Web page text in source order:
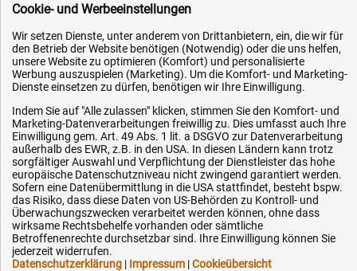
Service
AGB / Widerrufsrecht
Datenschutz
Impressum
Karriere
OEM-Ersatzteile
Technik-Hilfe
Downloads
Kontakt
Ihre Hytec-Hydraulik Vorteile
Cookie- und Werbeeinstellungen
Wir setzen Dienste, unter anderem von Drittanbietern, ein, die wir für
den Betrieb der Website benötigen (Notwendig) oder die uns helfen,
unsere Website zu optimieren (Komfort) und personalisierte
Werbung auszuspielen (Marketing). Um die Komfort- und Marketing-
Dienste einsetzen zu dürfen, benötigen wir Ihre Einwilligung.
Indem Sie auf "Alle zulassen" klicken, stimmen Sie den Komfort- und
Marketing-Datenverarbeitungen freiwillig zu. Dies umfasst auch Ihre
Einwilligung gem. Art. 49 Abs. 1 lit. a DSGVO zur Datenverarbeitung
außerhalb des EWR, z.B. in den USA. In diesen Ländern kann trotz
sorgfältiger Auswahl und Verpflichtung der Dienstleister das hohe
europäische Datenschutzniveau nicht zwingend garantiert werden.
Sofern eine Datenübermittlung in die USA stattfindet, besteht bspw.
das Risiko, dass diese Daten von US-Behörden zu Kontroll- und
Überwachungszwecken verarbeitet werden können, ohne dass
wirksame Rechtsbehelfe vorhanden oder sämtliche
Betroffenenrechte durchsetzbar sind. Ihre Einwilligung können Sie
jederzeit widerrufen.
Datenschutzerklärung | Impressum |Cookieübersicht